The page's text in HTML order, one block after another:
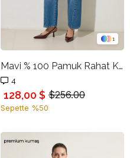
1
Mavi % 100 Pamuk Rahat Kesim Cep Detaylı Pantolon
4
$256.00
128,00 $
Sepette %50